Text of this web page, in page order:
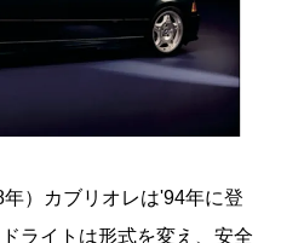
）カブリオレは'94年に登
ライトは形式を変え、安全